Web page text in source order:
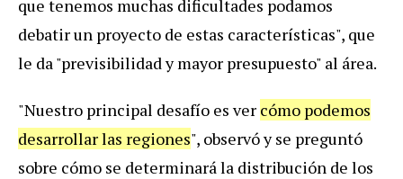
que tenemos muchas dificultades podamos
debatir un proyecto de estas características", que
le da "previsibilidad y mayor presupuesto" al área.
"Nuestro principal desafío es ver cómo podemos
desarrollar las regiones", observó y se preguntó
sobre cómo se determinará la distribución de los